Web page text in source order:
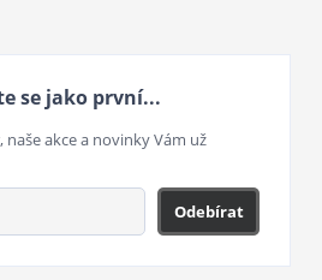
se jako první...
akce a novinky Vám už
Odebírat